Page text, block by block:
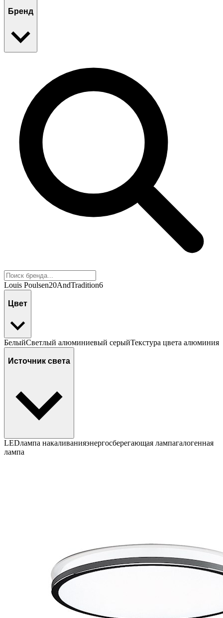
Бренд
Louis Poulsen20AndTradition6
Цвет
БелыйСветлый алюминиевый серыйТекстура цвета алюминия
Источник света
LEDлампа накаливанияэнергосберегающая лампагалогенная
лампа